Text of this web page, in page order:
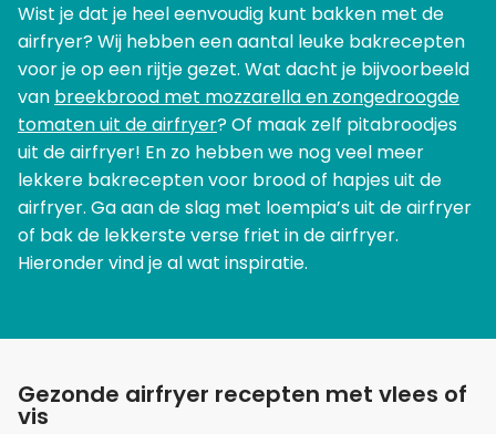
Wist je dat je heel eenvoudig kunt bakken met de
airfryer? Wij hebben een aantal leuke bakrecepten
voor je op een rijtje gezet. Wat dacht je bijvoorbeeld
van breekbrood met mozzarella en zongedroogde
tomaten uit de airfryer? Of maak zelf pitabroodjes
uit de airfryer! En zo hebben we nog veel meer
lekkere bakrecepten voor brood of hapjes uit de
airfryer. Ga aan de slag met loempia’s uit de airfryer
of bak de lekkerste verse friet in de airfryer.
Hieronder vind je al wat inspiratie.
Gezonde airfryer recepten met vlees of
vis